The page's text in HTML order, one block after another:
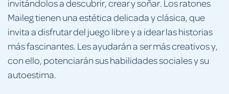
invitándolos a descubrir, crear y soñar. Los ratones
Maileg tienen una estética delicada y clásica, que
invita a disfrutar del juego libre y a idear las historias
más fascinantes. Les ayudarán a ser más creativos y,
con ello, potenciarán sus habilidades sociales y su
autoestima.